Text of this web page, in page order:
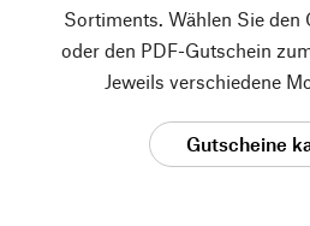
Sortiments. Wählen Sie den
oder den PDF-Gutschein
Jeweils verschiedene
Gutscheine